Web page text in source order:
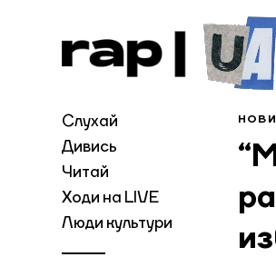
Слухай
Дивись
Читай
Ходи на LIVE
Люди культури